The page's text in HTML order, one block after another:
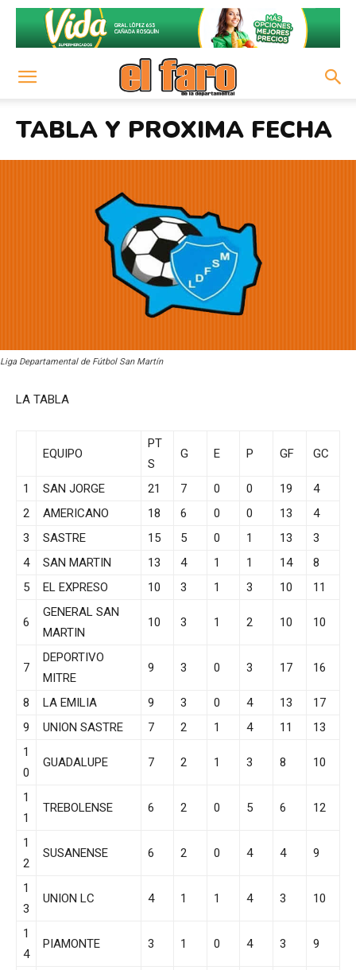
TABLA Y PROXIMA FECHA
Liga Departamental de Fútbol San Martín
LA TABLA
EQUIPO
PT
S
G E P GF GC
1 SAN JORGE 21 7 0 0 19
4
2
AMERICANO 18 6 0 0 13
4
3
SASTRE 15 5 0 1 13
3
4
SAN MARTIN 13 4 1 1 14
8
5
EL EXPRESO 10 3 1 3 10 11
6
GENERAL SAN
MARTIN
10 3 1 2 10 10
7
DEPORTIVO
MITRE
9 3 0 3 17 16
8 LA EMILIA 9 3 0 4 13
17
9
UNION SASTRE 7 2 1 4 11
13
1
0
GUADALUPE 7 2 1 3 8 10
1
1
TREBOLENSE 6 2 0 5 6 12
1
2
SUSANENSE 6 2 0 4 4 9
1
3
UNION LC 4 1 1 4 3 10
1
4
PIAMONTE 3 1 0 4 3 9